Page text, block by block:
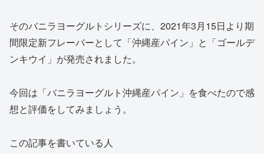
そのバニラヨーグルトシリーズに、2021年3月15日より期
間限定新フレーバーとして「沖縄産パイン」と「ゴールデ
ンキウイ」が発売されました。
今回は「バニラヨーグルト沖縄産パイン」を食べたので感
想と評価をしてみましょう。
この記事を書いている人